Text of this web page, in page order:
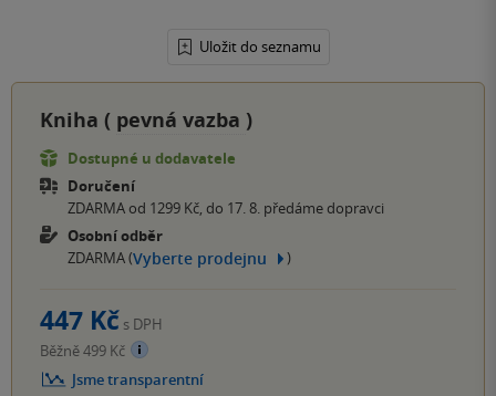
Uložit do seznamu
Kniha ( pevná vazba )
Dostupné u dodavatele
Doručení
ZDARMA od 1299 Kč, do 17. 8. předáme dopravci
Osobní odběr
ZDARMA (Vyberte prodejnu )
447 Kč s DPH
Běžně 499 Kč
Jsme transparentní